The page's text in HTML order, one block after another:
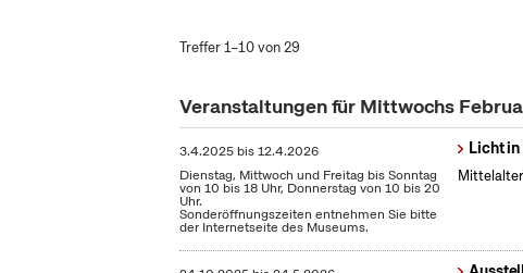
Treffer 1–10 von 29
Veranstaltungen für Mittwochs
3.4.2025 bis12.4.2026
Dienstag, Mittwoch und Freitag bis Sonntag
von 10 bis 18 Uhr, Donnerstag von 10 bis 20
Uhr.
Sonderöffnungszeiten entnehmen Sie bitte
der Internetseite des Museums.
Licht